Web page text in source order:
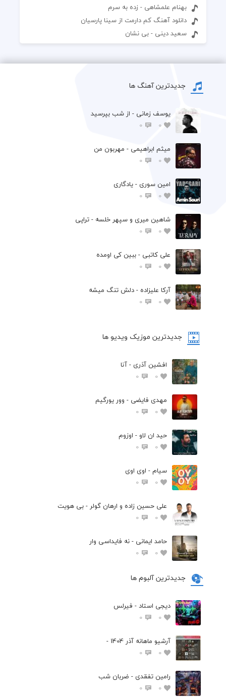
بهنام علمشاهی - زده به سرم
دانلود آهنگ کم دارمت از سینا پارسیان
سعید دینی - بی نشان
جدیدترین آهنگ ها
یوسف زمانی - از شب بپرسید
0
0
میثم ابراهیمی - مهربون من
0
0
امین سوری - یادگاری
0
0
شاهین میری و سپهر خلسه - تراپی
0
0
علی کاتبی - ببین کی اومده
0
0
آرکا علیزاده - دلش تنگ میشه
0
0
جدیدترین موزیک ویدیو ها
افشین آذری - آنا
0
0
مهدی فایضی - وور یورگیم
0
0
حید ان لاو - اوزوم
0
0
سیام - اوی اوی
0
0
علی حسین زاده و ارهان گولر - بی هویت
0
0
حامد ایمانی - نه فایداسی وار
0
0
جدیدترین آلبوم ها
دیجی استاد - فیرلس
0
0
آرشیو ماهانه آذر 1404 -
0
0
رامین تفقدی - ضربان شب
0
0